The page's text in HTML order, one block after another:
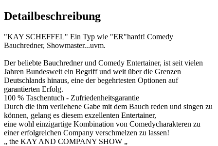
Detailbeschreibung
"KAY SCHEFFEL" Ein Typ wie "ER"hardt! Comedy
Bauchredner, Showmaster...uvm.
Der beliebte Bauchredner und Comedy Entertainer, ist seit vielen
Jahren Bundesweit ein Begriff und weit über die Grenzen
Deutschlands hinaus, eine der begehrtesten Optionen auf
garantierten Erfolg.
100 % Taschentuch - Zufriedenheitsgarantie
Durch die ihm verliehene Gabe mit dem Bauch reden und singen zu
können, gelang es diesem exzellenten Entertainer,
eine wohl einzigartige Kombination von Comedycharakteren zu
einer erfolgreichen Company verschmelzen zu lassen!
„ the KAY AND COMPANY SHOW „